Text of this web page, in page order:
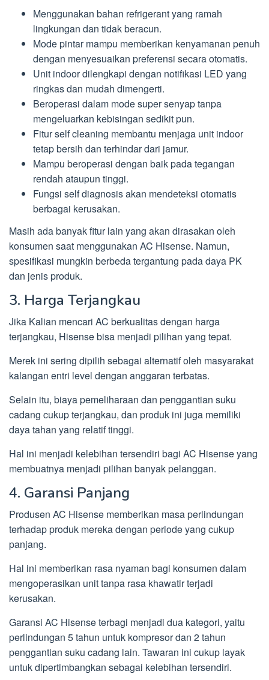
Menggunakan bahan refrigerant yang ramah
lingkungan dan tidak beracun.
Mode pintar mampu memberikan kenyamanan penuh
dengan menyesuaikan preferensi secara otomatis.
Unit indoor dilengkapi dengan notifikasi LED yang
ringkas dan mudah dimengerti.
Beroperasi dalam mode super senyap tanpa
mengeluarkan kebisingan sedikit pun.
Fitur self cleaning membantu menjaga unit indoor
tetap bersih dan terhindar dari jamur.
Mampu beroperasi dengan baik pada tegangan
rendah ataupun tinggi.
Fungsi self diagnosis akan mendeteksi otomatis
berbagai kerusakan.
Masih ada banyak fitur lain yang akan dirasakan oleh
konsumen saat menggunakan AC Hisense. Namun,
spesifikasi mungkin berbeda tergantung pada daya PK
dan jenis produk.
3. Harga Terjangkau
Jika Kalian mencari AC berkualitas dengan harga
terjangkau, Hisense bisa menjadi pilihan yang tepat.
Merek ini sering dipilih sebagai alternatif oleh masyarakat
kalangan entri level dengan anggaran terbatas.
Selain itu, biaya pemeliharaan dan penggantian suku
cadang cukup terjangkau, dan produk ini juga memiliki
daya tahan yang relatif tinggi.
Hal ini menjadi kelebihan tersendiri bagi AC Hisense yang
membuatnya menjadi pilihan banyak pelanggan.
4. Garansi Panjang
Produsen AC Hisense memberikan masa perlindungan
terhadap produk mereka dengan periode yang cukup
panjang.
Hal ini memberikan rasa nyaman bagi konsumen dalam
mengoperasikan unit tanpa rasa khawatir terjadi
kerusakan.
Garansi AC Hisense terbagi menjadi dua kategori, yaitu
perlindungan 5 tahun untuk kompresor dan 2 tahun
penggantian suku cadang lain. Tawaran ini cukup layak
untuk dipertimbangkan sebagai kelebihan tersendiri.